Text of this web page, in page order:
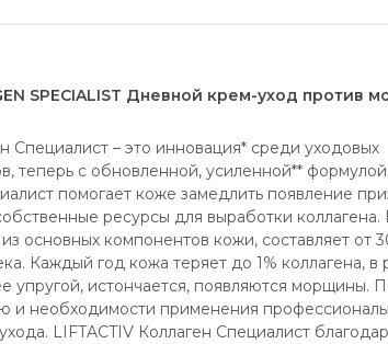
SPECIALIST Дневной крем-уход против
Специалист – это инновация* среди уходовых
теперь с обновленной, усиленной**
помогает коже замедлить появление
ресурсы для выработки коллагена.
основных компонентов кожи, составляет от
Каждый год кожа теряет до 1% коллагена, в
упругой, истончается, появляются морщины.
и необходимости применения
LIFTACTIV Коллаген Специалист